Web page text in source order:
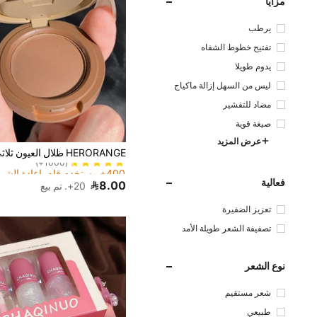
يرطب
تفتيح خطوط الشفاه
يدوم طويلا
ليس من السهل إزالة ماكياج
مضاد للتقشير
صيغة قوية
عرض المزيد
فعالية
تعزيز الضفيرة
تصفيفة الشعر طويلة الأمد
نوع الشعر
شعر مستقيم
طبيعي
400+ مستخدم قام بإعادة الشراء
(1000+)
400+ مستخدم قام بإعادة الشراء
400+ مستخدم قام بإعادة الشراء
400+ مستخدم قام بإعادة الشراء
8.00 20+. تم بيع